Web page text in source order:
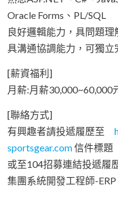
Oracle Forms、PL/SQL
良好邏輯能力，具問題
具溝通協調能力，可獨
[薪資福利]
月薪:月薪30,000~60,000
[聯絡方式]
有興趣者請投遞履歷至
sportsgear.com信件標題
或至104招募連結投遞履
集團系統開發工程師-